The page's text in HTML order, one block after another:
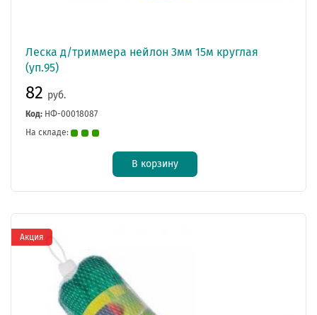
Леска д/триммера нейлон 3мм 15м круглая
(уп.95)
82 руб.
Код: НФ-00018087
На складе:
В корзину
Акция